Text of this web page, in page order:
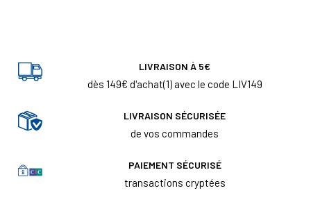
LIVRAISON À 5€
dès 149€ d'achat(1) avec le code LIV149
LIVRAISON SÉCURISÉE
de vos commandes
PAIEMENT SÉCURISÉ
transactions cryptées